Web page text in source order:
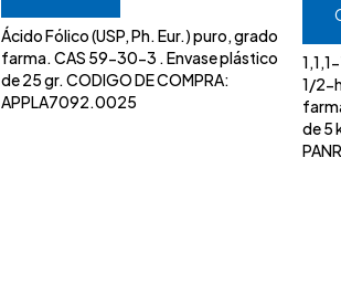
Ácido Fólico (USP, Ph. Eur.) puro, grado
farma. CAS 59-30-3 . Envase plástico
de 25 gr. CODIGO DE COMPRA:
APPLA7092.0025
1/2-
de 5